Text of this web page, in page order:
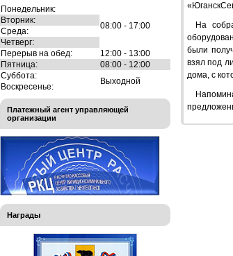
Понедельник:
08:00 - 17:00
Вторник:
Среда:
Четверг:
Перерыв на обед:
12:00 - 13:00
Пятница:
08:00 - 12:00
Суббота:
Выходной
Воскресенье:
Платежный агент управляющей
организации
Награды
На
были
взял под
дома, с